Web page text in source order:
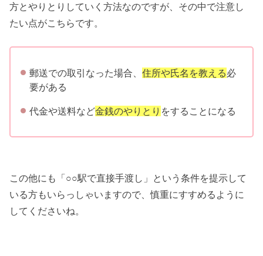
方とやりとりしていく方法なのですが、その中で注意し
たい点がこちらです。
郵送での取引なった場合、 住所や氏名を教える必
要がある
代金や送料など金銭のやりとり をすることになる
この他にも「○○駅で直接手渡し」という条件を提示して
いる方もいらっしゃいますので、慎重にすすめるように
してくださいね。